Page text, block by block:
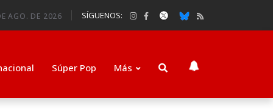
AGO. DE 2026 SÍGUENOS:
Súper Pop Más